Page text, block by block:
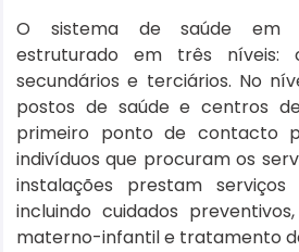
O sistema de saúde em
estruturado em três níveis:
secundários e terciários. No
postos de saúde e centros
primeiro ponto de contacto
indivíduos que procuram os
instalações prestam
incluindo cuidados
materno-infantil e tratamento